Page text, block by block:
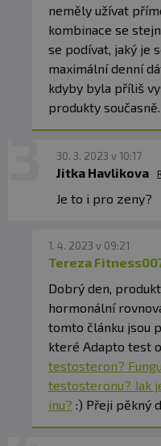
přímému slunečnímu
Výrobce, ani
nevhodným
Upozornění pro
tučnězvýrazněné.
neměly užívat
kombinace se
se podívat, jaký je
maximální denní
kdyby byla příliš
produkty
30. 3. 2023 v 10:17
Jitka Havlikova
Je to i pro zeny?
1. 4. 2023 v 09:21
Tereza
Dobrý den,
hormonální
tomto článku jsou
které Adapto test
testosteron?
testosteronu? Jak
inu? :) Přeji pěkný